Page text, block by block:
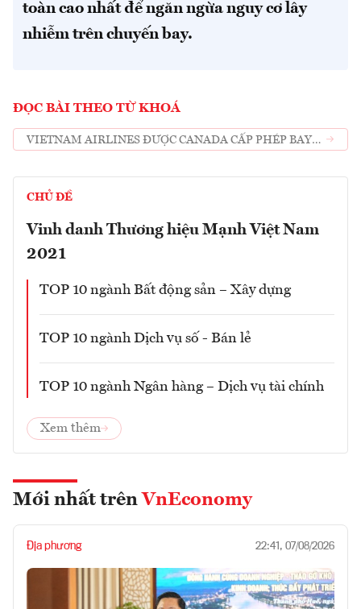
toàn cao nhất để ngăn ngừa nguy cơ lây
nhiễm trên chuyến bay.
ĐỌC BÀI THEO TỪ KHOÁ
VIETNAM AIRLINES ĐƯỢC CANADA CẤP PHÉP BAY
CHỦ ĐỀ
Vinh danh Thương hiệu Mạnh Việt Nam
2021
TOP 10 ngành Bất động sản – Xây dựng
TOP 10 ngành Dịch vụ số - Bán lẻ
TOP 10 ngành Ngân hàng – Dịch vụ tài chính
Xem thêm
Mới nhất trên VnEconomy
Địa phương 22:41, 07/08/2026